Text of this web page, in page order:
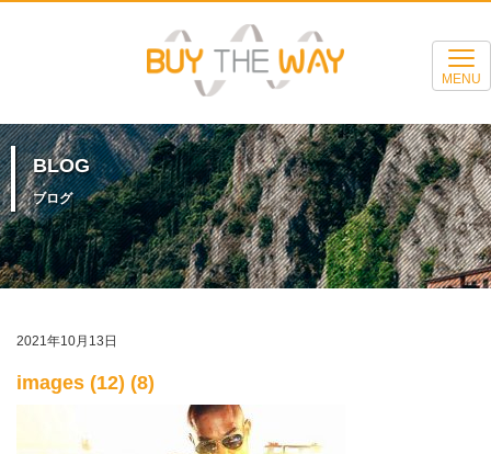
MENU
BLOG
ブログ
2021年10月13日
images (12) (8)